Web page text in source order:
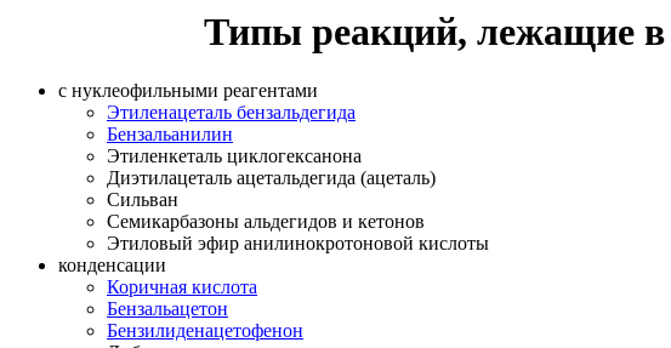
Типы реакций, лежащие в
с нуклеофильными реагентами
Этиленацеталь бензальдегида
Бензальанилин
Этиленкеталь циклогексанона
Диэтилацеталь ацетальдегида (ацеталь)
Сильван
Семикарбазоны альдегидов и кетонов
Этиловый эфир анилинокротоновой кислоты
конденсации
Коричная кислота
Бензальацетон
Бензилиденацетофенон